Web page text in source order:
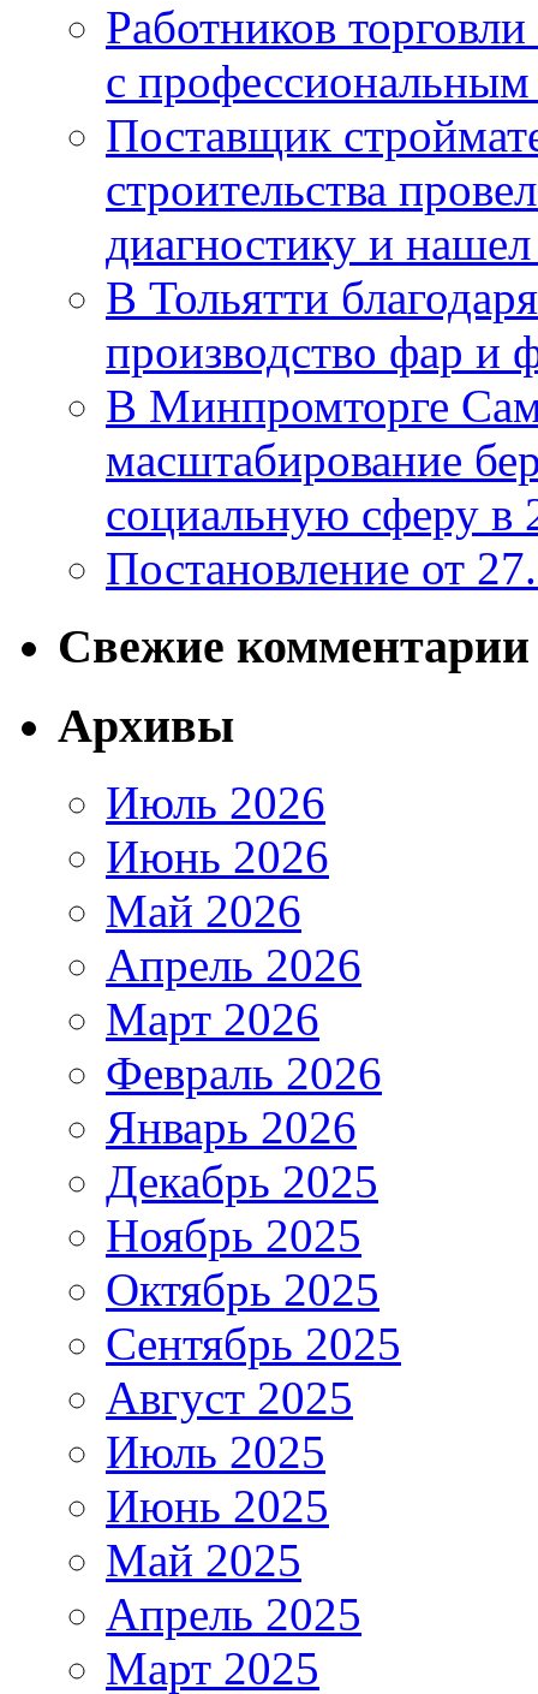
Работников
с
Поставщик
строительства
диагностику и
В Тольятти
производство фар и
В Минпромторге
масштабирование
социальную сферу в
Постановление от
Свежие комментарии
Архивы
Июль 2026
Июнь 2026
Май 2026
Апрель 2026
Март 2026
Февраль 2026
Январь 2026
Декабрь 2025
Ноябрь 2025
Октябрь 2025
Сентябрь 2025
Август 2025
Июль 2025
Июнь 2025
Май 2025
Апрель 2025
Март 2025